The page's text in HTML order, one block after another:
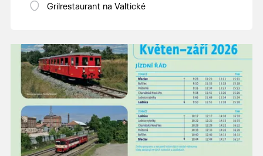
Grilrestaurant na Valtické